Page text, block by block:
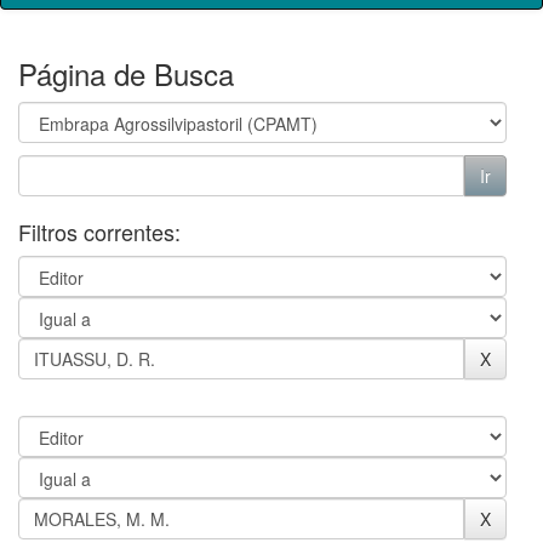
Página de Busca
Filtros correntes: